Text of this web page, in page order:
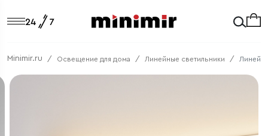
Minimir.ru Освещение для дома Линейные светильники